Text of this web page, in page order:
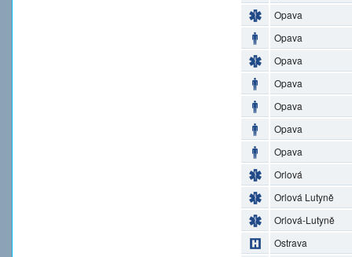
Opava
Opava
Opava
Opava
Opava
Opava
Opava
Orlová
Orlová Lutyně
Orlová-Lutyně
Ostrava